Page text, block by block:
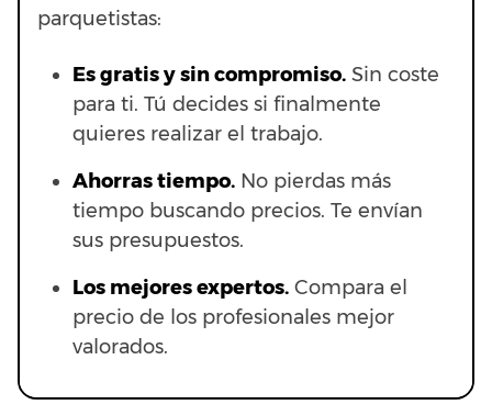
parquetistas:
Es gratis y sin compromiso. Sin coste
para ti. Tú decides si finalmente
quieres realizar el trabajo.
Ahorras tiempo. No pierdas más
tiempo buscando precios. Te envían
sus presupuestos.
Los mejores expertos. Compara el
precio de los profesionales mejor
valorados.